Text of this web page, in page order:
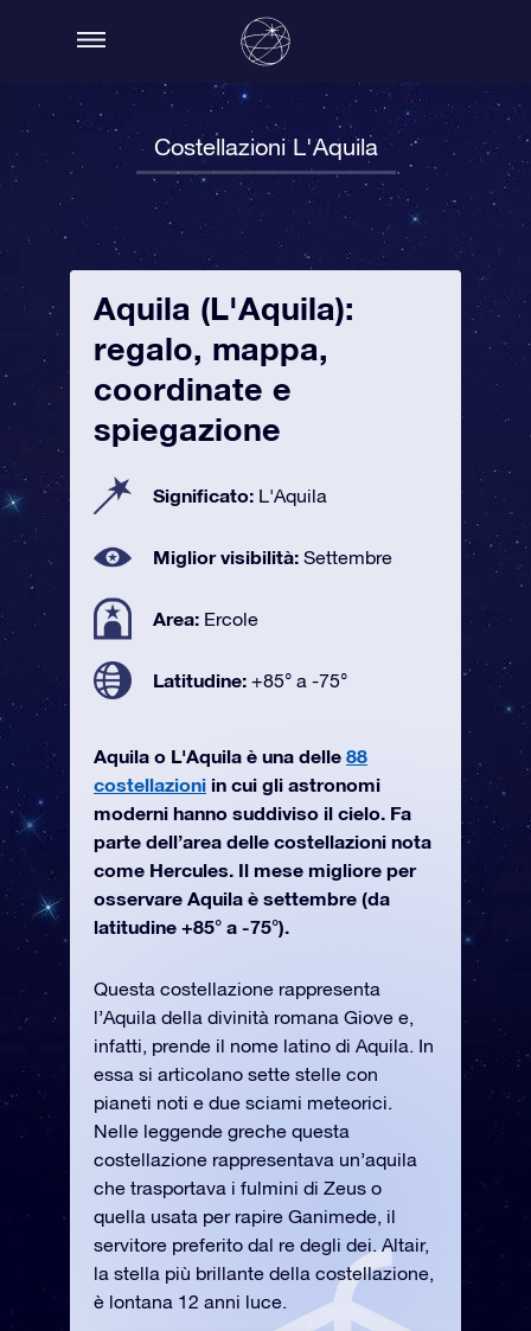
Costellazioni L'Aquila
Aquila (L'Aquila):
regalo, mappa,
coordinate e
spiegazione
Significato: L'Aquila
Miglior visibilità: Settembre
Area: Ercole
Latitudine: +85° a -75°
Aquila o L'Aquila è una delle 88
costellazioni in cui gli astronomi
moderni hanno suddiviso il cielo. Fa
parte dell’area delle costellazioni nota
come Hercules. Il mese migliore per
osservare Aquila è settembre (da
latitudine +85° a -75°).
Questa costellazione rappresenta
l’Aquila della divinità romana Giove e,
infatti, prende il nome latino di Aquila. In
essa si articolano sette stelle con
pianeti noti e due sciami meteorici.
Nelle leggende greche questa
costellazione rappresentava un’aquila
che trasportava i fulmini di Zeus o
quella usata per rapire Ganimede, il
servitore preferito dal re degli dei. Altair,
la stella più brillante della costellazione,
è lontana 12 anni luce.